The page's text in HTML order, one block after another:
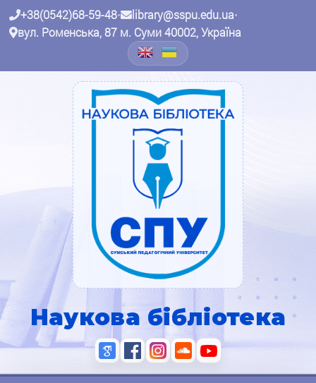
+38(0542)68-59-48• library@sspu.edu.ua•
вул. Роменська, 87 м. Суми 40002, Україна
Наукова бібліотека